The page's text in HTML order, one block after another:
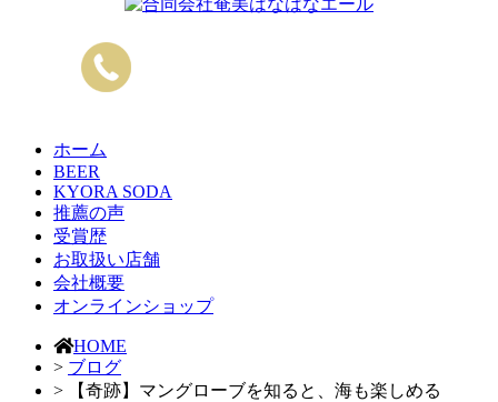
ホーム
BEER
KYORA SODA
推薦の声
受賞歴
お取扱い店舗
会社概要
オンラインショップ
HOME
> ブログ
> 【奇跡】マングローブを知ると、海も楽しめる